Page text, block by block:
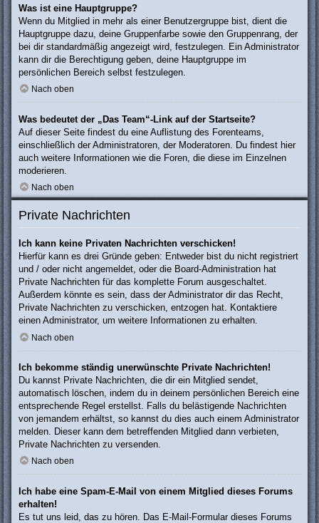
Was ist eine Hauptgruppe?
Wenn du Mitglied in mehr als einer Benutzergruppe bist, dient die
Hauptgruppe dazu, deine Gruppenfarbe sowie den Gruppenrang, der
bei dir standardmäßig angezeigt wird, festzulegen. Ein Administrator
kann dir die Berechtigung geben, deine Hauptgruppe im
persönlichen Bereich selbst festzulegen.
Nach oben
Was bedeutet der „Das Team“-Link auf der Startseite?
Auf dieser Seite findest du eine Auflistung des Forenteams,
einschließlich der Administratoren, der Moderatoren. Du findest hier
auch weitere Informationen wie die Foren, die diese im Einzelnen
moderieren.
Nach oben
Private Nachrichten
Ich kann keine Privaten Nachrichten verschicken!
Hierfür kann es drei Gründe geben: Entweder bist du nicht registriert
und / oder nicht angemeldet, oder die Board-Administration hat
Private Nachrichten für das komplette Forum ausgeschaltet.
Außerdem könnte es sein, dass der Administrator dir das Recht,
Private Nachrichten zu verschicken, entzogen hat. Kontaktiere
einen Administrator, um weitere Informationen zu erhalten.
Nach oben
Ich bekomme ständig unerwünschte Private Nachrichten!
Du kannst Private Nachrichten, die dir ein Mitglied sendet,
automatisch löschen, indem du in deinem persönlichen Bereich eine
entsprechende Regel erstellst. Falls du belästigende Nachrichten
von jemandem erhältst, so kannst du dies auch einem Administrator
melden. Dieser kann dem betreffenden Mitglied dann verbieten,
Private Nachrichten zu versenden.
Nach oben
Ich habe eine Spam-E-Mail von einem Mitglied dieses Forums
erhalten!
Es tut uns leid, das zu hören. Das E-Mail-Formular dieses Forums